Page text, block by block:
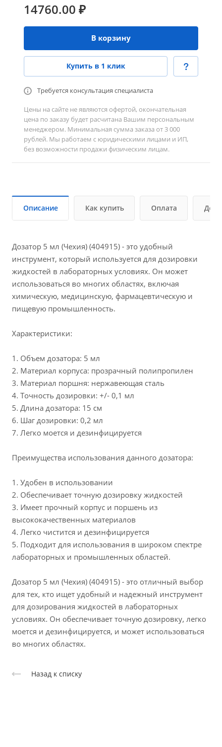
14760.00 ₽
В корзину
Купить в 1 клик
Требуется консультация специалиста
Цены на сайте не являются офертой, окончательная
цена по заказу будет расчитана Вашим персональным
менеджером. Минимальная сумма заказа от 3 000
рублей. Мы работаем с юридическими лицами и ИП,
без возможности продажи физическим лицам.
Описание Как купить Оплата
Дозатор 5 мл (Чехия) (404915) - это удобный
инструмент, который используется для дозировки
жидкостей в лабораторных условиях. Он может
использоваться во многих областях, включая
химическую, медицинскую, фармацевтическую и
пищевую промышленность.
Характеристики:
1. Объем дозатора: 5 мл
2. Материал корпуса: прозрачный полипропилен
3. Материал поршня: нержавеющая сталь
4. Точность дозировки: +/- 0,1 мл
5. Длина дозатора: 15 см
6. Шаг дозировки: 0,2 мл
7. Легко моется и дезинфицируется
Преимущества использования данного дозатора:
1. Удобен в использовании
2. Обеспечивает точную дозировку жидкостей
3. Имеет прочный корпус и поршень из
высококачественных материалов
4. Легко чистится и дезинфицируется
5. Подходит для использования в широком спектре
лабораторных и промышленных областей.
Дозатор 5 мл (Чехия) (404915) - это отличный выбор
для тех, кто ищет удобный и надежный инструмент
для дозирования жидкостей в лабораторных
условиях. Он обеспечивает точную дозировку, легко
моется и дезинфицируется, и может использоваться
во многих областях.
Назад к списку